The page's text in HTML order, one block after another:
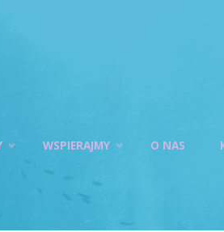
WSPIERAJMY O NAS